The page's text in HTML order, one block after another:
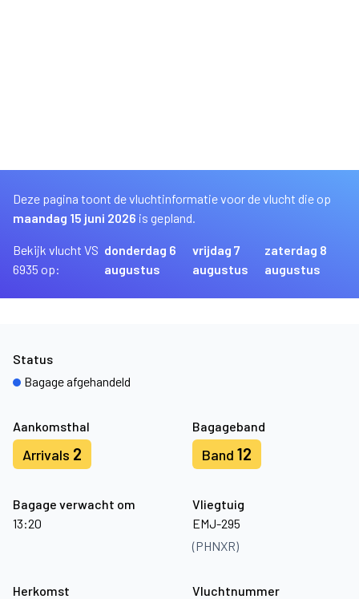
Deze pagina toont de vluchtinformatie voor de vlucht die op
maandag 15 juni 2026 is gepland.
Bekijk vlucht VS
6935 op:
donderdag 6
augustus
vrijdag 7
augustus
zaterdag 8
augustus
Aankomsthal
Arrivals 2
Bagageband
Band 12
Bagage verwacht om
13:20
Vliegtuig
EMJ-295
(PHNXR)
Status
Bagage afgehandeld
Herkomst
Vluchtnummer